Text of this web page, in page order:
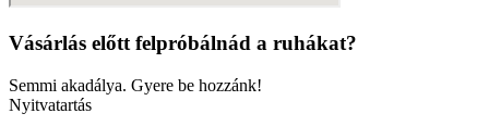
Vásárlás előtt felpróbálnád a ruhákat?
Semmi akadálya. Gyere be hozzánk!
Nyitvatartás